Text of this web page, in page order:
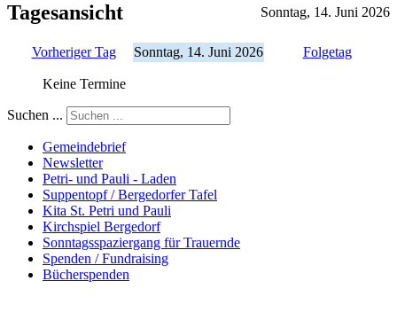
Tagesansicht Sonntag, 14. Juni 2026
Vorheriger Tag Sonntag, 14. Juni 2026 Folgetag
Keine Termine
Suchen ...
Gemeindebrief
Newsletter
Petri- und Pauli - Laden
Suppentopf / Bergedorfer Tafel
Kita St. Petri und Pauli
Kirchspiel Bergedorf
Sonntagsspaziergang für Trauernde
Spenden / Fundraising
Bücherspenden